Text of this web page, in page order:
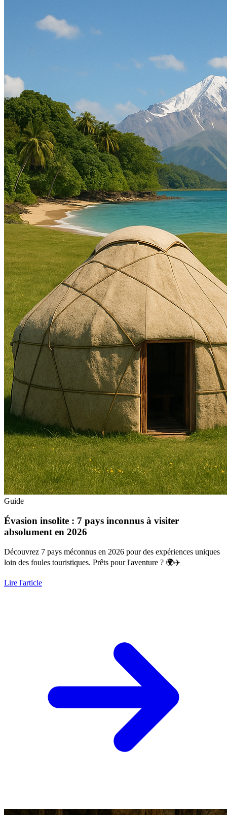
Guide
Évasion insolite : 7 pays inconnus à visiter
absolument en 2026
Découvrez 7 pays méconnus en 2026 pour des expériences uniques
loin des foules touristiques. Prêts pour l'aventure ? 🌍✈️
Lire l'article